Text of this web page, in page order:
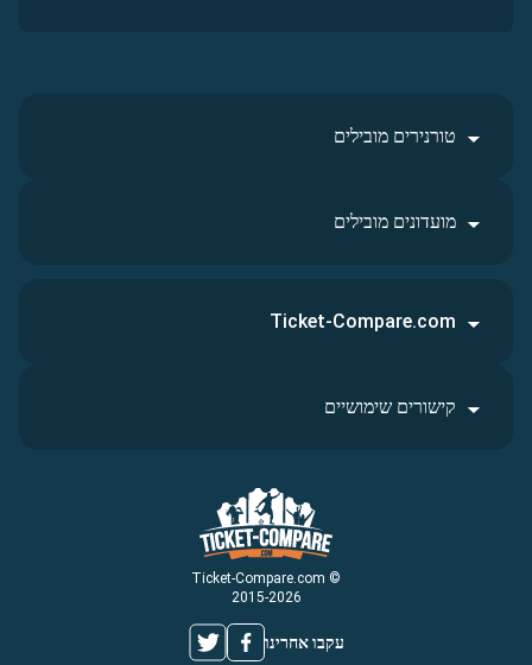
טורנירים מובילים
מועדונים מובילים
© Ticket-Compare.com
2015-2026
עקבו אחרינו
Ticket-Compare.com
קישורים שימושיים